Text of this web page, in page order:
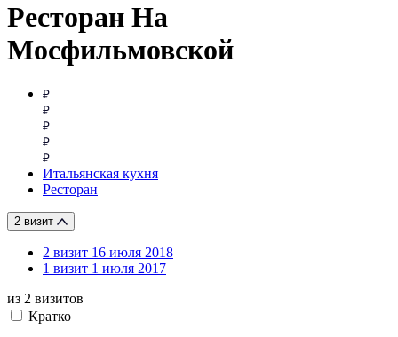
Ресторан На
Мосфильмовской
Итальянская кухня
Ресторан
2 визит
2 визит 16 июля 2018
1 визит 1 июля 2017
из 2 визитов
Кратко